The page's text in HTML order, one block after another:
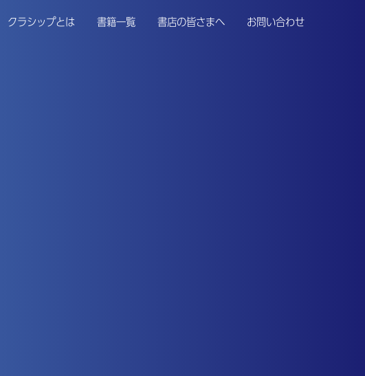
クラシップとは 書籍一覧 書店の皆さまへ お問い合わせ